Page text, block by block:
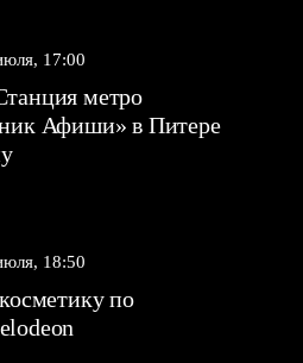
17:00
метро
Афиши» в Питере
18:50
по